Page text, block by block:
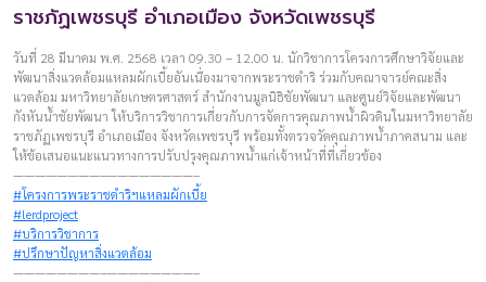
ราชภัฏเพชรบุรี อำเภอเมือง จังหวัดเพชรบุรี
วันที่ 28 มีนาคม พ.ศ. 2568 เวลา 09.30 – 12.00 น. นักวิชาการโครงการศึกษาวิจัยและ
พัฒนาสิ่งแวดล้อมแหลมผักเบี้ยอันเนื่องมาจากพระราชดำริ ร่วมกับคณาจารย์คณะสิ่ง
แวดล้อม มหาวิทยาลัยเกษตรศาสตร์ สำนักงานมูลนิธิชัยพัฒนา และศูนย์วิจัยและพัฒนา
กังหันน้ำชัยพัฒนา ให้บริการวิชาการเกี่ยวกับการจัดการคุณภาพน้ำผิวดินในมหาวิทยาลัย
ราชภัฏเพชรบุรี อำเภอเมือง จังหวัดเพชรบุรี พร้อมทั้งตรวจวัดคุณภาพน้ำภาคสนาม และ
ให้ข้อเสนอแนะแนวทางการปรับปรุงคุณภาพน้ำแก่เจ้าหน้าที่ที่เกี่ยวข้อง
————————–————————–
#โครงการพระราชดำริฯแหลมผักเบี้ย
#lerdproject
#บริการวิชาการ
#ปรึกษาปัญหาสิ่งแวดล้อม
————————–————————–